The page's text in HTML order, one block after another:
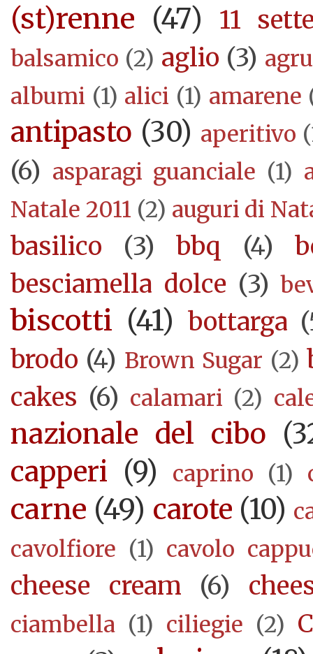
(st)renne (47) 11
balsamico (2) aglio (3)
albumi (1) alici (1) amarene
antipasto (30) aperitivo
(6) asparagi guanciale (1)
Natale 2011 (2) auguri di
basilico (3) bbq (4)
besciamella dolce (3)
biscotti (41) bottarga
brodo (4) Brown Sugar (2)
cakes (6) calamari (2)
nazionale del cibo
capperi (9) caprino (1)
carne (49) carote (10)
cavolfiore (1) cavolo
cheese cream (6)
ciambella (1) ciliegie (2)